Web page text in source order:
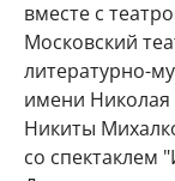
вместе с
Московский
литературно-
имени Николая
Никиты
со спектаклем